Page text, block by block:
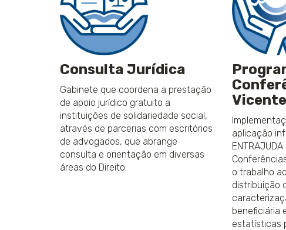
Consulta Jurídica
Gabinete que coordena​ a prestação
de apoio jurídico gratuito a
instituições de solidariedade social,
através de parcerias com escritórios
de advogados, que abrange
consulta e orientação em diversas
áreas do Direito.
aplicação
o trabalho
distribuição
beneficiária
estatísticas